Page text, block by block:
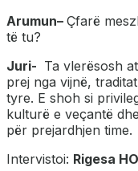
Arumun– Çfarë
të tu?
Juri- Ta vlerësosh
prej nga vijnë,
tyre. E shoh si
kulturë e veçantë
për prejardhjen time.
Intervistoi: Rigesa